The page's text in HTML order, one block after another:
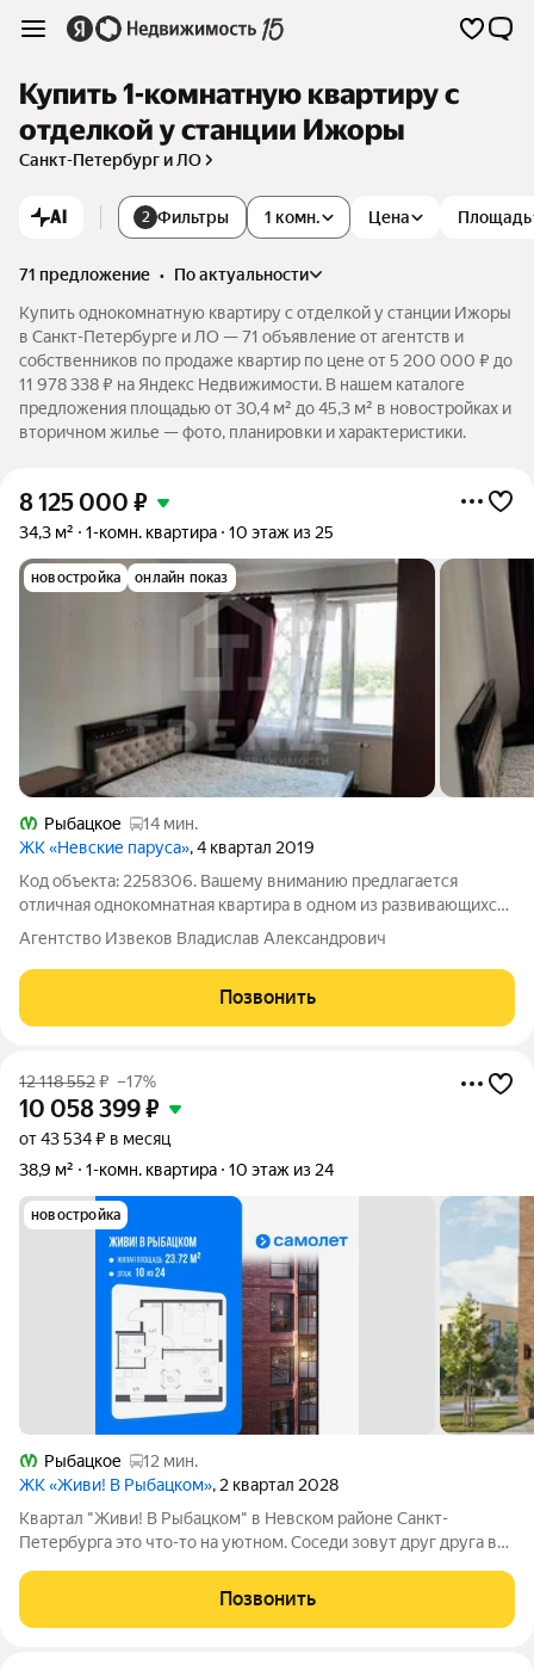
Купить 1-комнатную квартиру с
отделкой у станции Ижоры
Санкт-Петербург и ЛО
AI 2 Фильтры 1 комн. Цена Площадь
71 предложение •
по актуальности
Купить однокомнатную квартиру с отделкой у станции Ижоры
в Санкт-Петербурге и ЛО — 71 объявление от агентств и
собственников по продаже квартир по цене от 5 200 000 ₽ до
11 978 338 ₽ на Яндекс Недвижимости. В нашем каталоге
предложения площадью от 30,4 м² до 45,3 м² в новостройках и
вторичном жилье — фото, планировки и характеристики.
8 125 000 ₽
34,3 м² 1-комн. квартира 10 этаж из 25
новостройка онлайн показ
Рыбацкое
14 мин.
ЖК «Невские паруса», 4 квартал 2019
Код объекта: 2258306. Вашему вниманию предлагается
отличная однокомнатная квартира в одном из развивающихся
районов Санкт-Петербурга Усть-Славянке. Квартира
расположена на десятом этаже 25-этажного кирпично-
монолитного дома, построенного в 2019
Агентство Извеков Владислав Александрович
Позвонить
12 118 552₽ –17%
10 058 399₽
от 43 534 ₽ в месяц
38,9 м²
1-комн. квартира 10 этаж из 24
новостройка
Рыбацкое
12 мин.
ЖК «Живи! В Рыбацком», 2 квартал 2028
Квартал "Живи! В Рыбацком" в Невском районе Санкт-
Петербурга это что-то на уютном. Соседи зовут друг друга в
цветущих аллеях во дворе. Но всего 20 минут пешком и вы у
метро "Рыбацкое",
Позвонить